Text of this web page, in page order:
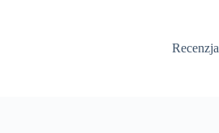
Recenzja